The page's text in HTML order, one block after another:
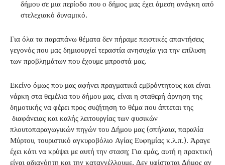
δήμου σε μια περίοδο που ο δήμος μας έχει άμεση ανάγκη από
στελεχιακό δυναμικό.
Για όλα τα παραπάνω θέματα δεν πήραμε πειστικές απαντήσεις
γεγονός που μας δημιουργεί τεραστία ανησυχία για την επίλυση
των προβλημάτων που έχουμε μπροστά μας.
Εκείνο όμως που μας αφήνει πραγματικά εμβρόντητους και είναι
νάρκη στα θεμέλια του δήμου μας, είναι η σταθερή άρνηση της
δημοτικής να φέρει προς συζήτηση το θέμα που άπτεται της
διαφάνειας και καλής λειτουργίας των φυσικών
πλουτοπαραγωγικών πηγών του Δήμου μας (σπήλαια, παραλία
Μύρτου, τουριστικό αγκυροβόλιο Αγίας Ευφημίας κ.λ.π.). Άραγε
έχει κάτι να κρύψει με αυτή την σταση; Για εμάς, αυτή η πρακτική
είναι αδιανόητη και την καταγγέλλουμε. Δεν υφίσταται Δήμος αν